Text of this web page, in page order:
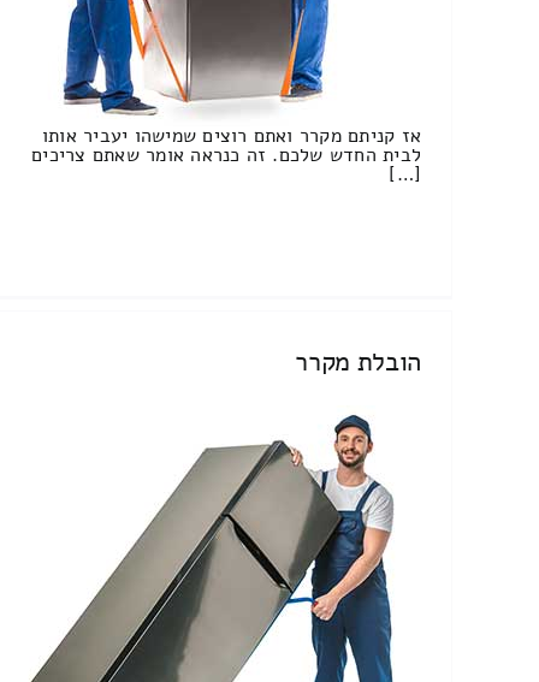
אז קניתם מקרר ואתם רוצים שמישהו יעביר אותו
לבית החדש שלכם. זה כנראה אומר שאתם צריכים
[…]
הובלת מקרר